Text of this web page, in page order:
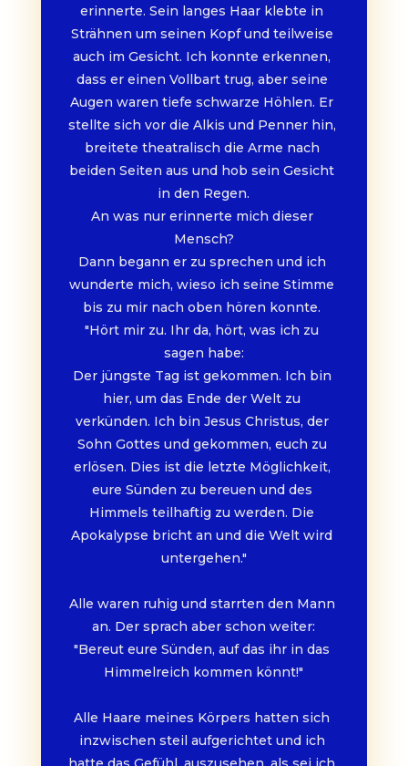
erinnerte. Sein langes Haar klebte in
Strähnen um seinen Kopf und teilweise
auch im Gesicht. Ich konnte erkennen,
dass er einen Vollbart trug, aber seine
Augen waren tiefe schwarze Höhlen. Er
stellte sich vor die Alkis und Penner hin,
breitete theatralisch die Arme nach
beiden Seiten aus und hob sein Gesicht
in den Regen.
An was nur erinnerte mich dieser
Mensch?
Dann begann er zu sprechen und ich
wunderte mich, wieso ich seine Stimme
bis zu mir nach oben hören konnte.
"Hört mir zu. Ihr da, hört, was ich zu
sagen habe:
Der jüngste Tag ist gekommen. Ich bin
hier, um das Ende der Welt zu
verkünden. Ich bin Jesus Christus, der
Sohn Gottes und gekommen, euch zu
erlösen. Dies ist die letzte Möglichkeit,
eure Sünden zu bereuen und des
Himmels teilhaftig zu werden. Die
Apokalypse bricht an und die Welt wird
untergehen."
Alle waren ruhig und starrten den Mann
an. Der sprach aber schon weiter:
"Bereut eure Sünden, auf das ihr in das
Himmelreich kommen könnt!"
Alle Haare meines Körpers hatten sich
inzwischen steil aufgerichtet und ich